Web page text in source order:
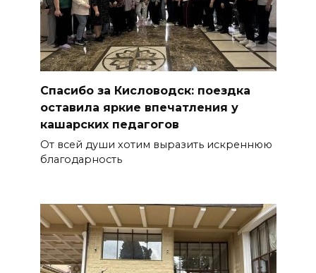
Спасибо за Кисловодск: поездка
оставила яркие впечатления у
кашарских педагогов
От всей души хотим выразить искреннюю
благодарность